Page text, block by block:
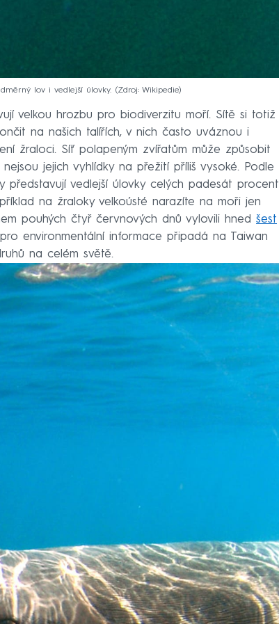
lov i vedlejší úlovky. Zdroj: Wikipedie
velkou hrozbu pro biodiverzitu moří. Sítě si totiž
na našich talířích, v nich často uváznou i
žraloci. Síť polapeným zvířatům může způsobit
jejich vyhlídky na přežití příliš vysoké. Podle
představují vedlejší úlovky celých padesát procent
na žraloky velkoústé narazíte na moři jen
pouhých čtyř červnových dnů vylovili hned šest
environmentální informace připadá na Taiwan
na celém světě.